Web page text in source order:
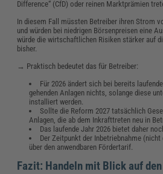
Difference“ (CfD) oder reinen Marktprämien
In diesem Fall müssten Betreiber ihren Strom
und würden bei niedrigen Börsenpreisen eine
würde die wirtschaftlichen Risiken stärker auf
bisher.
→ Praktisch bedeutet das für Betreiber:
Für 2026 ändert sich bei bereits
gehenden Anlagen nichts, solange diese
installiert werden.
Sollte die Reform 2027 tatsächlich
Anlagen, die ab dem Inkrafttreten neu in
Das laufende Jahr 2026 bietet daher
Der Zeitpunkt der Inbetriebnahme
über den anwendbaren Fördertarif.
Fazit: Handeln mit Blick auf